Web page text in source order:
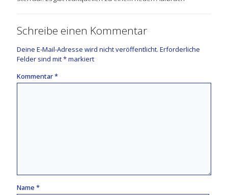
Schreibe einen Kommentar
Deine E-Mail-Adresse wird nicht veröffentlicht. Erforderliche
Felder sind mit*markiert
Kommentar*
Name *